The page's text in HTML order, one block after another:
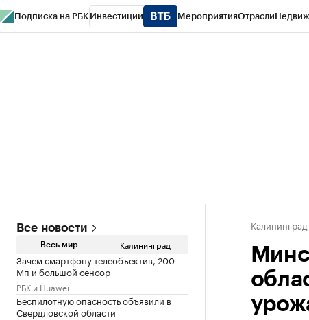
Подписка на РБК Инвестиции МероприятияОтрасли
Все новости
Весь мир Калининград
Зачем смартфону телеобъектив, 200
Мп и большой сенсор
РБК и Huawei
Беспилотную опасность объявили в
Свердловской области
Калининград